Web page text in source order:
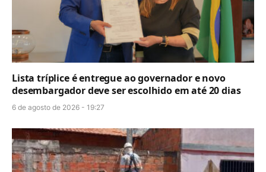
Lista tríplice é entregue ao governador e novo
desembargador deve ser escolhido em até 20 dias
6 de agosto de 2026 - 19:27